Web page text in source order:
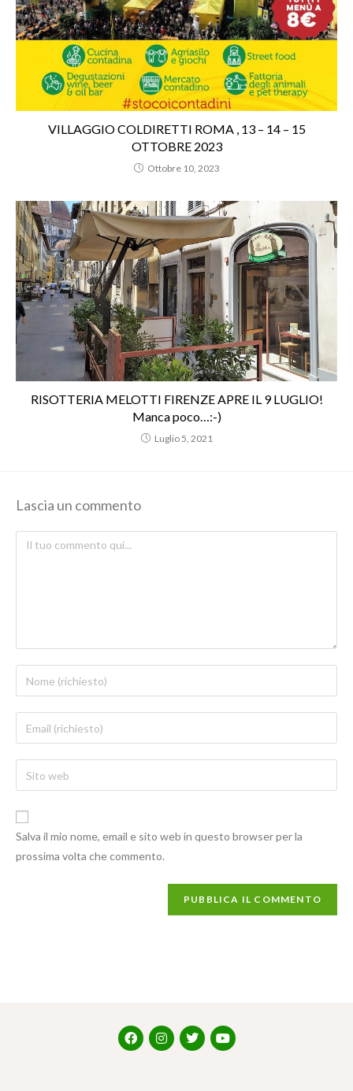
VILLAGGIO COLDIRETTI ROMA , 13 – 14 – 15
OTTOBRE 2023
Ottobre 10, 2023
RISOTTERIA MELOTTI FIRENZE APRE IL 9 LUGLIO!
Manca poco…:-)
Luglio 5, 2021
Lascia un commento
Salva il mio nome, email e sito web in questo browser per la
prossima volta che commento.